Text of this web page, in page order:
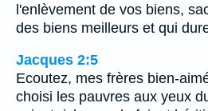
l'enlèvement de vos biens,
des biens meilleurs et qui
Jacques 2:5
Ecoutez, mes frères bien-
choisi les pauvres aux yeux